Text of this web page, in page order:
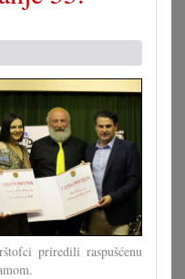
priredili raspušćenu